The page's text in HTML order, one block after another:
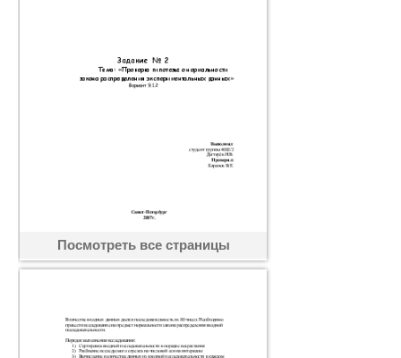
Посмотреть все страницы